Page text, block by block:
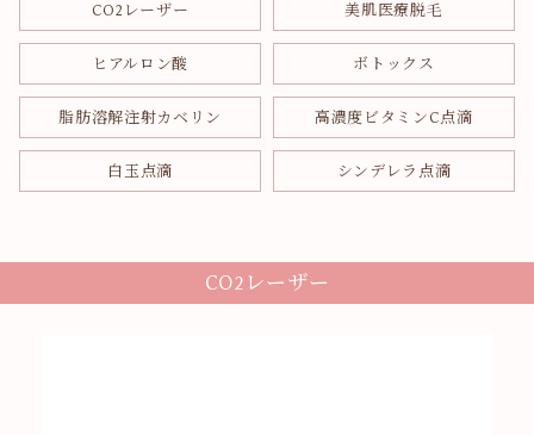
CO2レーザー 美肌医療脱毛
ヒアルロン酸 ボトックス
脂肪溶解注射カベリン 高濃度ビタミンC点滴
白玉点滴 シンデレラ点滴
CO2レーザー